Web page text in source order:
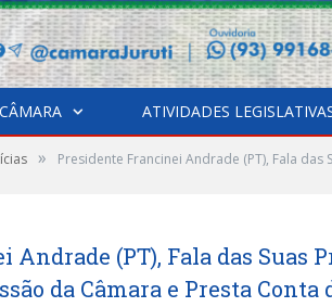
ATIVIDADES
» Presidente Francinei Andrade (PT), Fala
(PT), Fala das Suas
da Câmara e Presta Conta